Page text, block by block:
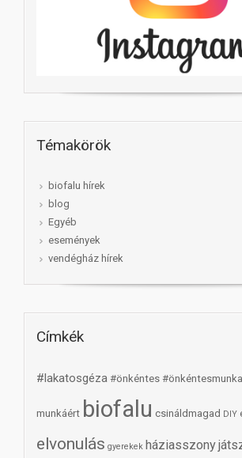
Témakörök
biofalu hírek
blog
Egyéb
események
vendégház hírek
Címkék
#lakatosgéza #önkéntes #önkéntesmunka
munkáért biofalu csináldmagad DIY
elvonulás gyerekek háziasszony